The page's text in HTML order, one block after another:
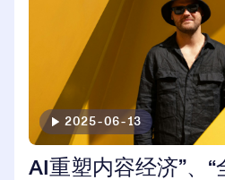
AI重塑内容经济”、“
2025-06-13